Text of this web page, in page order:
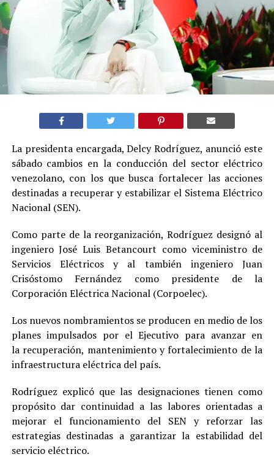
La presidenta encargada, Delcy Rodríguez, anunció este
sábado cambios en la conducción del sector eléctrico
venezolano, con los que busca fortalecer las acciones
destinadas a recuperar y estabilizar el Sistema Eléctrico
Nacional (SEN).
Como parte de la reorganización, Rodríguez designó al
ingeniero José Luis Betancourt como viceministro de
Servicios Eléctricos y al también ingeniero Juan
Crisóstomo Fernández como presidente de la
Corporación Eléctrica Nacional (Corpoelec).
Los nuevos nombramientos se producen en medio de los
planes impulsados por el Ejecutivo para avanzar en
la recuperación, mantenimiento y fortalecimiento de la
infraestructura eléctrica del país.
Rodríguez explicó que las designaciones tienen como
propósito dar continuidad a las labores orientadas a
mejorar el funcionamiento del SEN y reforzar las
estrategias destinadas a garantizar la estabilidad del
servicio eléctrico.